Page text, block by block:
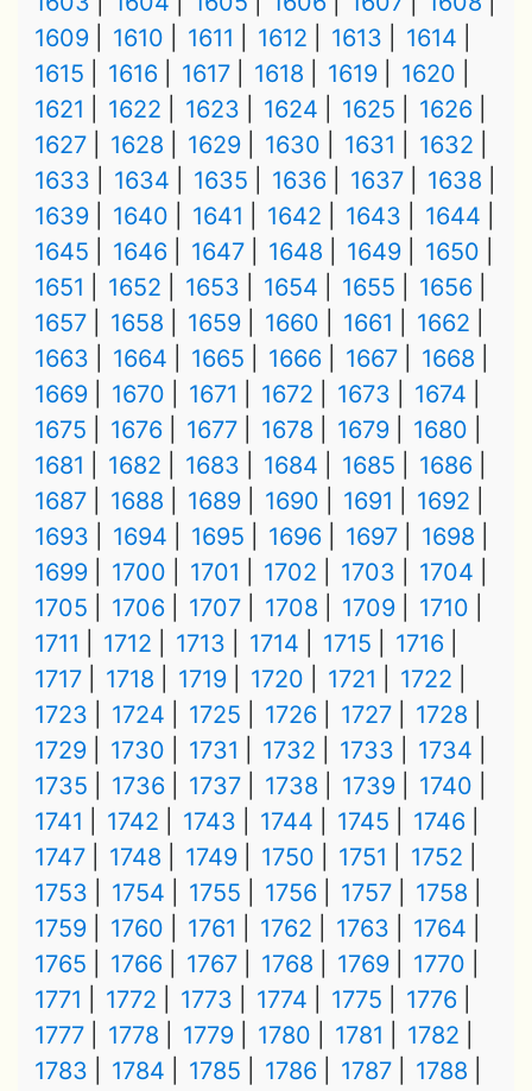
1609
1610 1611 1612 1613
1614
1615
1616 1617 1618 1619
1620
1621
1622 1623 1624 1625
1626
1627
1628 1629 1630 1631
1632
1633
1634 1635 1636 1637
1638
1639
1640 1641 1642 1643
1644
1645
1646 1647 1648 1649
1650
1651
1652 1653 1654 1655
1656
1657
1658 1659 1660 1661
1662
1663
1664 1665 1666 1667
1668
1669
1670 1671 1672 1673
1674
1675
1676 1677 1678 1679
1680
1681
1682 1683 1684 1685
1686
1687
1688 1689 1690 1691
1692
1693
1694 1695 1696 1697
1698
1699
1700 1701 1702 1703
1704
1705
1706 1707 1708 1709
1710
1711
1712 1713 1714 1715
1716
1717
1718 1719 1720 1721
1722
1723
1724 1725 1726 1727
1728
1729
1730 1731 1732 1733
1734
1735
1736 1737 1738 1739
1740
1741
1742 1743 1744 1745
1746
1747
1748 1749 1750 1751
1752
1753
1754 1755 1756 1757
1758
1759
1760 1761 1762 1763
1764
1765
1766 1767 1768 1769
1770
1771
1772 1773 1774 1775
1776
1777
1778 1779 1780 1781
1782
1783
1784 1785 1786 1787
1788